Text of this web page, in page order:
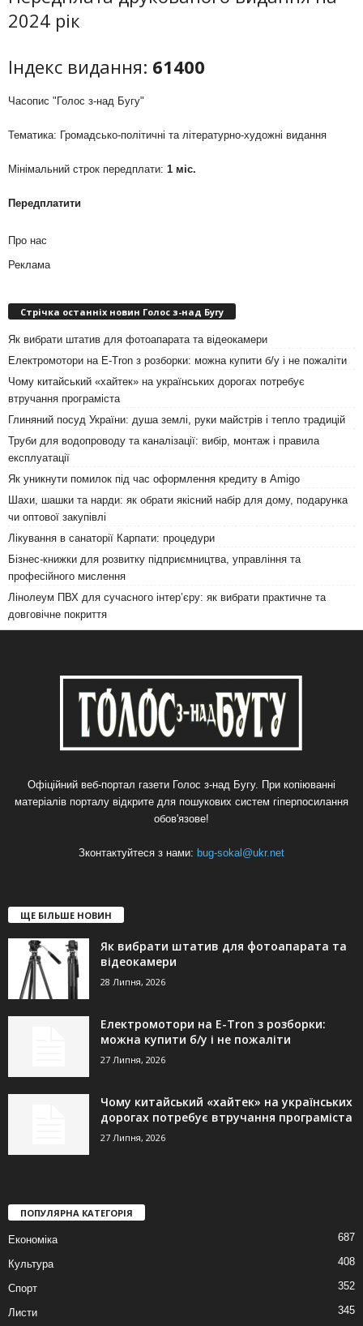
2024 рік
Індекс видання: 61400
Часопис "Голос з-над Бугу"
Тематика: Громадсько-політичні та літературно-художні видання
Мінімальний строк передплати: 1 міс.
Передплатити
Про нас
Реклама
Стрічка останніх новин Голос з-над Бугу
Як вибрати штатив для фотоапарата та відеокамери
Електромотори на E-Tron з розборки: можна купити б/у і не пожаліти
Чому китайський «хайтек» на українських дорогах потребує
втручання програміста
Глиняний посуд України: душа землі, руки майстрів і тепло традицій
Труби для водопроводу та каналізації: вибір, монтаж і правила
експлуатації
Як уникнути помилок під час оформлення кредиту в Amigo
Шахи, шашки та нарди: як обрати якісний набір для дому, подарунка
чи оптової закупівлі
Лікування в санаторії Карпати: процедури
Бізнес-книжки для розвитку підприємництва, управління та
професійного мислення
Лінолеум ПВХ для сучасного інтер’єру: як вибрати практичне та
довговічне покриття
Офіційний веб-портал газети Голос з-над Бугу. При копіюванні
матеріалів порталу відкрите для пошукових систем гіперпосилання
обов'язове!
Зконтактуйтеся з нами: bug-sokal@ukr.net
ЩЕ БІЛЬШЕ НОВИН
Як вибрати штатив для фотоапарата та
відеокамери
28 Липня, 2026
Електромотори на E-Tron з розборки:
можна купити б/у і не пожаліти
27 Липня, 2026
Чому китайський «хайтек» на українських
дорогах потребує втручання програміста
27 Липня, 2026
ПОПУЛЯРНА КАТЕГОРІЯ
Економіка 687
Культура 408
Спорт 352
Листи 345